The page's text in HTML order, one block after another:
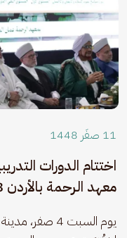
11 صفَر 1448
اختتام الدورات
معهد الرحمة بالأردن 1448هـ
يوم السبت 4